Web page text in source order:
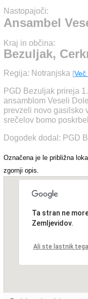
Nastopajoči:
Ansambel
Kraj in občina:
Bezuljak,
Regija: Notranjska [Več
PGD Bezuljak prireja
ansamblom Veseli
prevzeli novo gasilsko
srečelov bomo
Dogodek dodal: PGD
Označena je le približna
zgornji opis.
Ta stran ne
Zemljevidov.
Ali ste lastnik